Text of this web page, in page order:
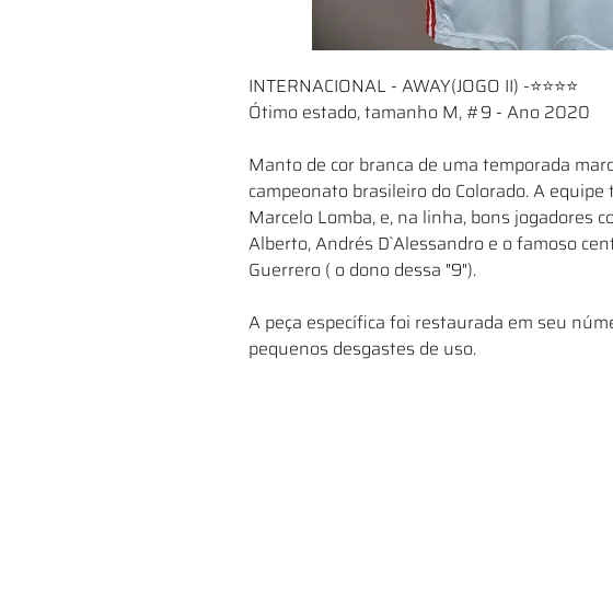
INTERNACIONAL - AWAY(JOGO II) -⭐⭐⭐⭐
Ótimo estado, tamanho M, #9 - Ano 2020
Manto de cor branca de uma temporada
campeonato brasileiro do Colorado. A
Marcelo Lomba, e, na linha, bons jogadores
Alberto, Andrés D`Alessandro e o famoso
Guerrero ( o dono dessa "9").
A peça específica foi restaurada em seu
pequenos desgastes de uso.